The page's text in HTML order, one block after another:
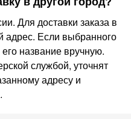
Для доставки заказа в
адрес. Если выбранного
название вручную.
службой, уточнят
адресу и